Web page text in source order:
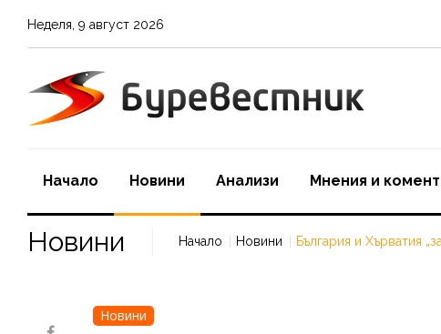
Неделя 9 август 2026
Начало Новини Aнализи Мнения и
Новини Начало Новини България и Хърватия
Новини